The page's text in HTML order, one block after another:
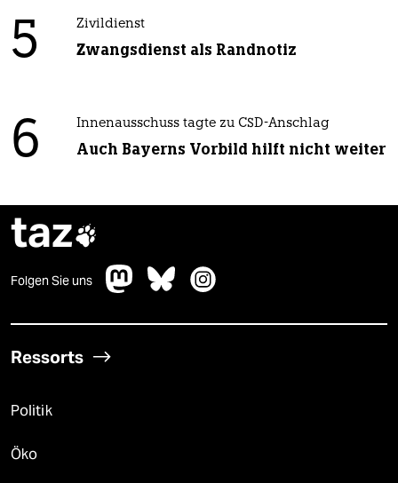
5 Zivildienst
Zwangsdienst als Randnotiz
6 Innenausschuss tagte zu CSD-Anschlag
Auch Bayerns Vorbild hilft nicht weiter
taz
Folgen Sie uns
Ressorts
Politik
Öko